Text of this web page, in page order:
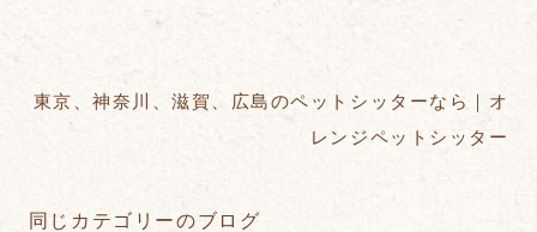
東京、神奈川、滋賀、広島のペットシッターなら｜オ
レンジペットシッター
同じカテゴリーのブログ